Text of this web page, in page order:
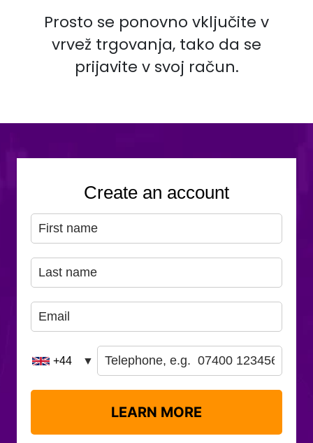
Prosto se ponovno vključite v
vrvež trgovanja, tako da se
prijavite v svoj račun.